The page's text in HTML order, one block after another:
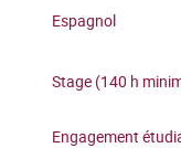
Espagnol
Stage (140 h
Engagement